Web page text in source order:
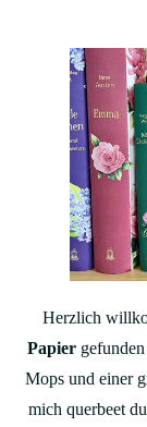
Herzlich
Papier
Mops und einer
mich querbeet